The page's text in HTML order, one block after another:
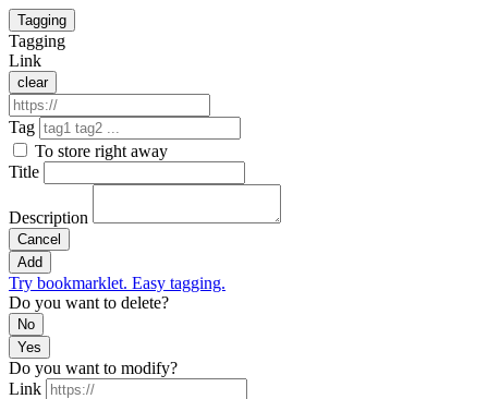
Tagging
Tagging
Link
clear
Tag
To store right away
Title
Description
Cancel
Add
Try bookmarklet. Easy tagging.
Do you want to delete?
No
Yes
Do you want to modify?
Link